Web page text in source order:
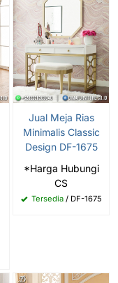
Jual Meja Rias
Minimalis Classic
Design DF-1675
*Harga Hubungi
CS
Tersedia/ DF-1675